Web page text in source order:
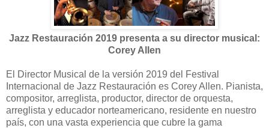
Jazz Restauración 2019 presenta a su director musical:
Corey Allen
El Director Musical de la versión 2019 del Festival
Internacional de Jazz Restauración es Corey Allen. Pianista,
compositor, arreglista, productor, director de orquesta,
arreglista y educador norteamericano, residente en nuestro
país, con una vasta experiencia que cubre la gama